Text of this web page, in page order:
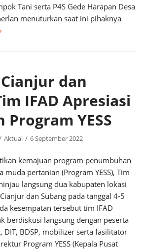
Tani‎ serta P4S Gede Harapan Desa
menuturkan saat ini pihaknya
dan
IFAD Apresiasi
Program YESS
Aktual 6 September 2022
kemajuan program penumbuhan
muda pertanian (Program YESS), Tim
langsung dua kabupaten lokasi
dan Subang pada tanggal 4-5
kesempatan tersebut tim IFAD
berdiskusi langsung dengan peserta
DIT, BDSP, mobilizer serta fasilitator
Program YESS (Kepala Pusat